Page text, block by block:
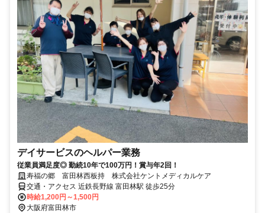
デイサービスのヘルパー業務
従業員満足度◎ 勤続10年で100万円！賞与年2回！
寿福の郷 富田林西板持 株式会社ケントメディカルケア
交通・アクセス 近鉄長野線 富田林駅 徒歩25分
時給1,200円～1,500円
大阪府富田林市